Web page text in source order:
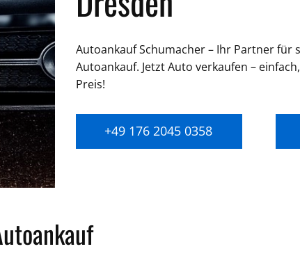
Autoankauf Schumacher – Ihr Partner für
Autoankauf. Jetzt Auto verkaufen –
Preis!
+49 176 2045 0358